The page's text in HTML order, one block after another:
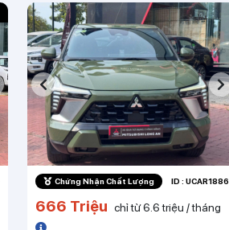
Chứng Nhận Chất Lượng ID : UCAR1886
666 Triệu chỉ từ 6.6 triệu / tháng